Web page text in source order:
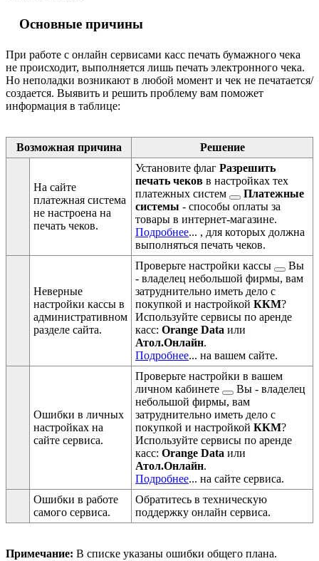
Основные причины
При работе с онлайн сервисами касс печать бумажного чека
не происходит, выполняется лишь печать электронного чека.
Но неполадки возникают в любой момент и чек не печатается/
создается. Выявить и решить проблему вам поможет
информация в таблице:
Возможная причина Решение
На сайте
платежная система
не настроена на
печать чеков.
Установите флаг Разрешить
печать чеков в настройках тех
платежных систем
Платежные
системы - способы оплаты за
товары в интернет-магазине.
Подробнее... , для которых должна
выполняться печать чеков.
Неверные
настройки кассы в
административном
разделе сайта.
Проверьте настройки кассы
Вы
- владелец небольшой фирмы, вам
затруднительно иметь дело с
покупкой и настройкой ККМ?
Используйте сервисы по аренде
касс: Orange Data или
Атол.Онлайн.
Подробнее... на вашем сайте.
Ошибки в личных
настройках на
сайте сервиса.
Проверьте настройки в вашем
личном кабинете
Вы - владелец
небольшой фирмы, вам
затруднительно иметь дело с
покупкой и настройкой ККМ?
Используйте сервисы по аренде
касс: Orange Data или
Атол.Онлайн.
Подробнее... на сайте сервиса.
Ошибки в работе
самого сервиса.
Обратитесь в техническую
поддержку онлайн сервиса.
Примечание: В списке указаны ошибки общего плана.